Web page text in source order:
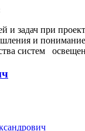
и задач при
и
систем